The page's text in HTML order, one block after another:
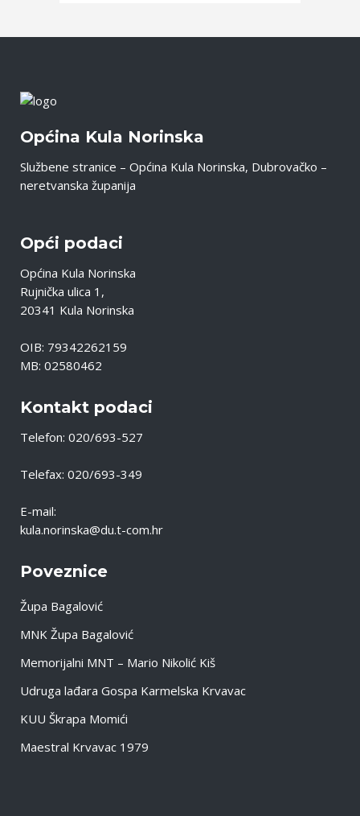
Općina Kula Norinska
Službene stranice – Općina Kula Norinska, Dubrovačko –
neretvanska županija
Opći podaci
Općina Kula Norinska
Rujnička ulica 1,
20341 Kula Norinska
OIB: 79342262159
MB: 02580462
Kontakt podaci
Telefon: 020/693-527
Telefax: 020/693-349
E-mail:
kula.norinska@du.t-com.hr
Poveznice
Župa Bagalović
MNK Župa Bagalović
Memorijalni MNT – Mario Nikolić Kiš
Udruga lađara Gospa Karmelska Krvavac
KUU Škrapa Momići
Maestral Krvavac 1979